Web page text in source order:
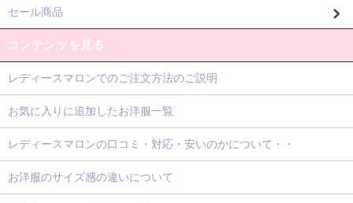
セール商品
コンテンツを見る
レディースマロンでのご注文方法のご説明
お気に入りに追加したお洋服一覧
レディースマロンの口コミ・対応・安いのかについて・・
お洋服のサイズ感の違いについて